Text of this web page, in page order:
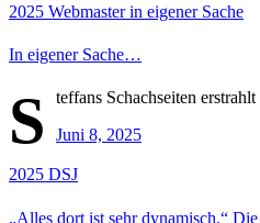
2025 Webmaster in eigener Sache
In eigener Sache…
S
teffans Schachseiten
Juni 8, 2025
2025 DSJ
„Alles dort ist sehr dynamisch.“